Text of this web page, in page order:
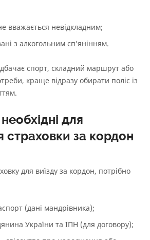
вважається невідкладним;
з алкогольним сп’янінням.
спорт, складний маршрут або
краще відразу обирати поліс із
для
за кордон
для виїзду за кордон, потрібно
(дані мандрівника);
України та ІПН (для договору);